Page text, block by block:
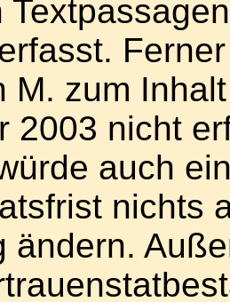
M. zum
2003 nicht
auch
nichts
ändern.